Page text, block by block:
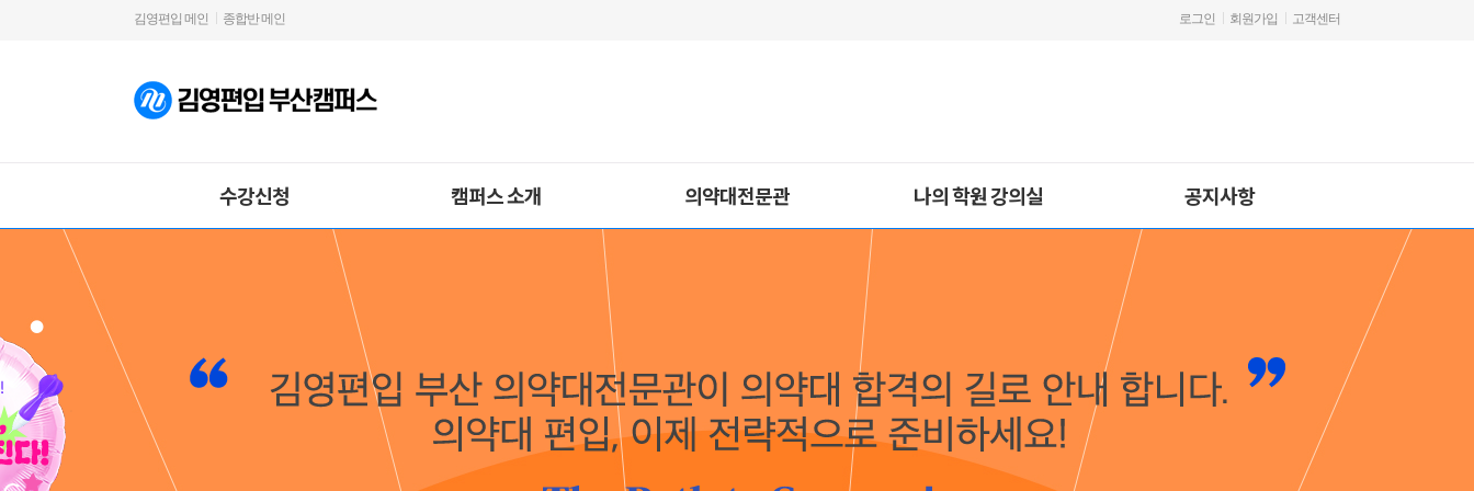
김영편입 메인 종합반 메인 로그인 회원가입 고객센터
수강신청 캠퍼스 소개 의약대전문관 나의 학원 강의실 공지사항